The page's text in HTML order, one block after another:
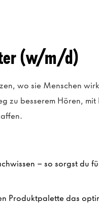
(w/m/d)
wo sie Menschen
zu besserem Hören, mit
– so sorgst du
Produktpalette das